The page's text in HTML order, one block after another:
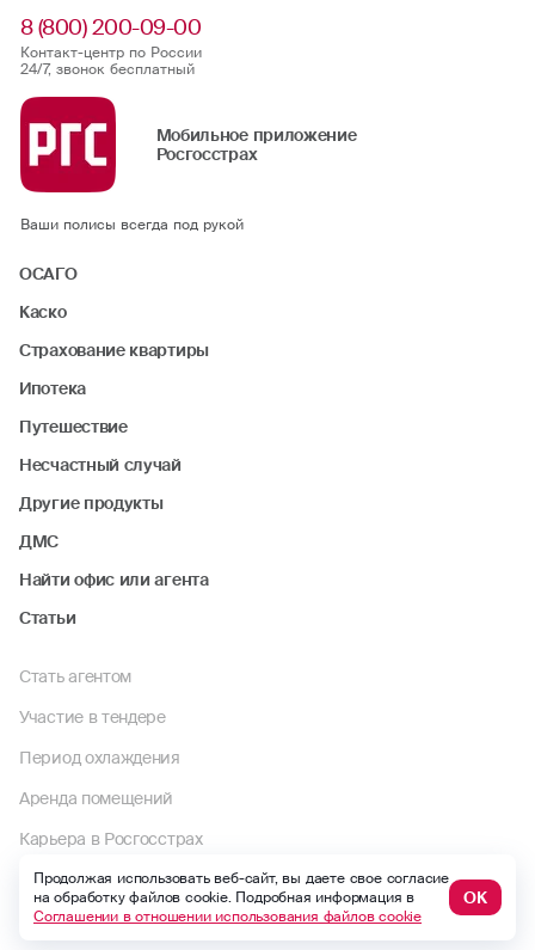
8 (800) 200-09-00
Контакт-центр по России
24/7, звонок бесплатный
Мобильное приложение
Росгосстрах
Ваши полисы всегда под рукой
ОСАГО
Каско
Страхование квартиры
Ипотека
Путешествие
Несчастный случай
Другие продукты
ДМС
Найти офис или агента
Статьи
Стать агентом
Участие в тендере
Период охлаждения
Аренда помещений
Карьера в Росгосстрах
Реестр брокеров и агентов
Реализация непрофильной недвижимости
Продолжая использовать веб-сайт, вы даете свое согласие
на обработку файлов cookie. Подробная информация в
Соглашении в отношении использования файлов cookie
ОК